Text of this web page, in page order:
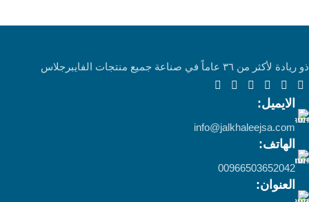
ذو ريادة لأكثر من ٣٦ عاماً في صناعة جميع منتجات الفايبرجلاس
الايميل:
info@jalkhaleejsa.com
الهاتف:
00966503652042
العنوان: